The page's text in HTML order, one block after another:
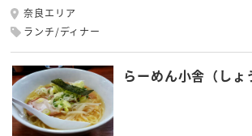
奈良エリア
ランチ/ディナー
らーめん小舎（しょ